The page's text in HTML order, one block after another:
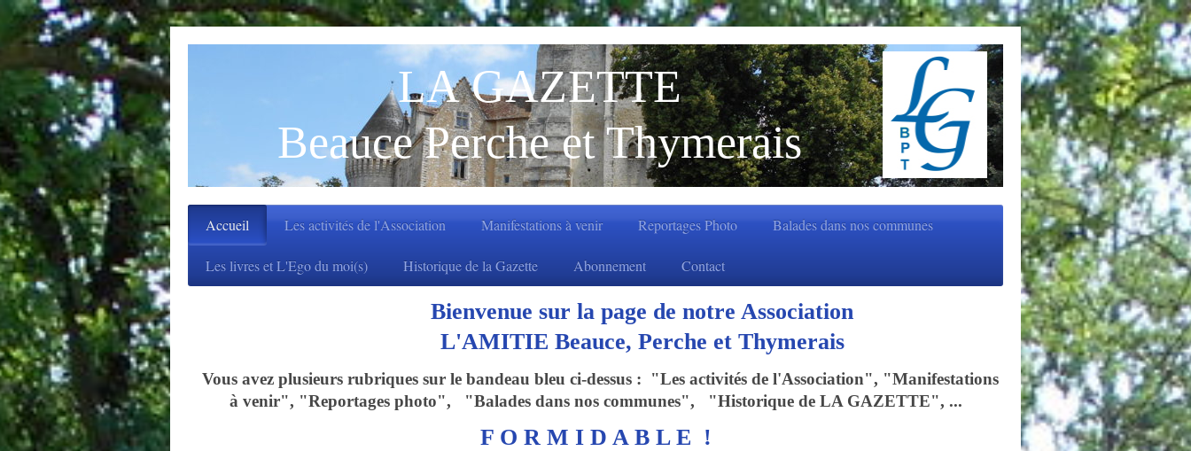
LA GAZETTE
Beauce Perche et Thymerais
Accueil Les activités de l'Association Manifestations à venir Reportages Photo Balades dans nos communes
Les livres et L'Ego du moi(s) Historique de la Gazette Abonnement Contact
Bienvenue sur la page de notre Association
L'AMITIE Beauce, Perche et Thymerais
Vous avez plusieurs rubriques sur le bandeau bleu ci-dessus : "Les activités de l'Association", "Manifestations
à venir", "Reportages photo", "Balades dans nos communes", "Historique de LA GAZETTE", ...
F O R M I D A B L E !